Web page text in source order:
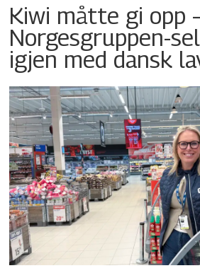
Kiwi måtte gi opp
Norgesgruppen-
igjen med dansk